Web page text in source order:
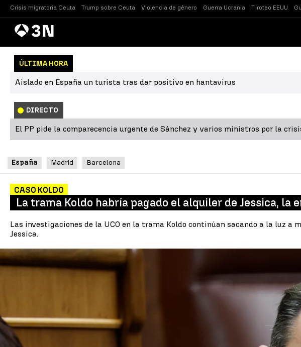
Crisis migratoria Ceuta Trump sobre Ceuta Violencia de género Guerra Ucrania Tiroteo EEUU
AntenaNoticias
ÚLTIMA HORA
Aislado en España un turista tras dar positivo en hantavirus
DIRECTO
El PP pide la comparecencia urgente de Sánchez y varios ministros por la
España Madrid Barcelona
CASO KOLDO
La trama Koldo habría pagado el alquiler de Jessica, la
Las investigaciones de la UCO en la trama Koldo continúan sacando a la luz a
Jessica.